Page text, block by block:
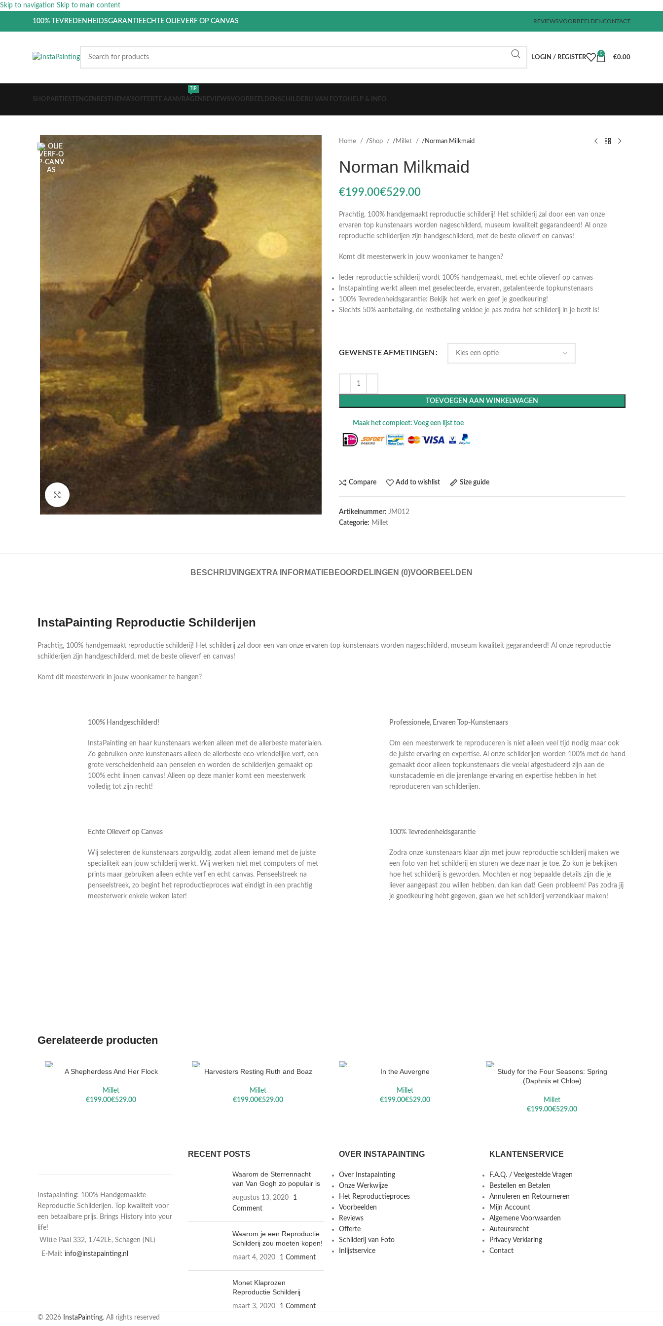
Skip to navigation Skip to main content
100% TEVREDENHEIDSGARANTIEECHTE OLIEVERF OP CANVAS REVIEWSVOORBEELDENCONTACT
LOGIN / REGISTER
0
€0.00
SHOPARTIESTEN GENRES THEMA’SOFFERTE AANVRAGEN
TIP
REVIEWSVOORBEELDEN SCHILDERIJ VAN FOTO HELP & INFO
Home Shop Millet Norman Milkmaid
Norman Milkmaid
€ €
Prachtig, 100% handgemaakt reproductie schilderij! Het schilderij zal door een van onze
ervaren top kunstenaars worden nageschilderd, museum kwaliteit gegarandeerd! Al onze
reproductie schilderijen zijn handgeschilderd, met de beste olieverf en canvas!
Komt dit meesterwerk in jouw woonkamer te hangen?
Ieder reproductie schilderij wordt 100% handgemaakt, met echte olieverf op canvas
Instapainting werkt alleen met geselecteerde, ervaren, getalenteerde topkunstenaars
100% Tevredenheidsgarantie: Bekijk het werk en geef je goedkeuring!
Slechts 50% aanbetaling, de restbetaling voldoe je pas zodra het schilderij in je bezit is!
GEWENSTE AFMETINGEN
TOEVOEGEN AAN WINKELWAGEN
Maak het compleet: Voeg een lijst toe
Compare Add to wishlist Size guide
Artikelnummer: JM012
Categorie: Millet
BESCHRIJVINGEXTRA INFORMATIE BEOORDELINGEN (0)VOORBEELDEN
InstaPainting Reproductie Schilderijen
Prachtig, 100% handgemaakt reproductie schilderij! Het schilderij zal door een van onze ervaren top kunstenaars worden nageschilderd, museum kwaliteit gegarandeerd! Al onze reproductie
schilderijen zijn handgeschilderd, met de beste olieverf en canvas!
Komt dit meesterwerk in jouw woonkamer te hangen?
100% Handgeschilderd!
InstaPainting en haar kunstenaars werken alleen met de allerbeste materialen.
Zo gebruiken onze kunstenaars alleen de allerbeste eco-vriendelijke verf, een
grote verscheidenheid aan penselen en worden de schilderijen gemaakt op
100% echt linnen canvas! Alleen op deze manier komt een meesterwerk
volledig tot zijn recht!
Echte Olieverf op Canvas
Wij selecteren de kunstenaars zorgvuldig, zodat alleen iemand met de juiste
specialiteit aan jouw schilderij werkt. Wij werken niet met computers of met
prints maar gebruiken alleen echte verf en echt canvas. Penseelstreek na
penseelstreek, zo begint het reproductieproces wat eindigt in een prachtig
meesterwerk enkele weken later!
Professionele, Ervaren Top-Kunstenaars
Om een meesterwerk te reproduceren is niet alleen veel tijd nodig maar ook
de juiste ervaring en expertise. Al onze schilderijen worden 100% met de hand
gemaakt door alleen topkunstenaars die veelal afgestudeerd zijn aan de
kunstacademie en die jarenlange ervaring en expertise hebben in het
reproduceren van schilderijen.
100% Tevredenheidsgarantie
Zodra onze kunstenaars klaar zijn met jouw reproductie schilderij maken we
een foto van het schilderij en sturen we deze naar je toe. Zo kun je bekijken
hoe het schilderij is geworden. Mochten er nog bepaalde details zijn die je
liever aangepast zou willen hebben, dan kan dat! Geen probleem! Pas zodra jij
je goedkeuring hebt gegeven, gaan we het schilderij verzendklaar maken!
Gerelateerde producten
OPTIES SELECTEREN
A Shepherdess And Her Flock
Millet
€
€
OPTIES SELECTEREN
Harvesters Resting Ruth and Boaz
Millet
€
€
OPTIES SELECTERENIn the Auvergne
Millet
€
€
OPTIES SELECTEREN
Study for the Four Seasons: Spring
(Daphnis et Chloe)
Millet
€
€
Instapainting: 100% Handgemaakte
Reproductie Schilderijen. Top kwaliteit voor
een betaalbare prijs. Brings History into your
life!
Witte Paal 332, 1742LE, Schagen (NL)
E-Mail: info@instapainting.nl
RECENT POSTS
Waarom de Sterrennacht
van Van Gogh zo populair is
augustus 13, 2020
1
Comment
Waarom je een Reproductie
Schilderij zou moeten kopen!
maart 4, 2020 1 Comment
Monet Klaprozen
Reproductie Schilderij
maart 3, 2020 1 Comment
OVER INSTAPAINTING
Over Instapainting
Onze Werkwijze
Het Reproductieproces
Voorbeelden
Reviews
Offerte
Schilderij van Foto
Inlijstservice
KLANTENSERVICE
F.A.Q. / Veelgestelde Vragen
Bestellen en Betalen
Annuleren en Retourneren
Mijn Account
Algemene Voorwaarden
Auteursrecht
Privacy Verklaring
Contact
© 2026 InstaPainting. All rights reserved